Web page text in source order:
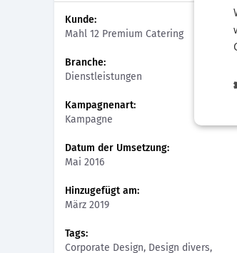
Kunde:
Mahl 12 Premium Catering
Branche:
Dienstleistungen
Kampagnenart:
Kampagne
Datum der Umsetzung:
Mai 2016
Hinzugefügt am:
März 2019
Tags:
Corporate Design, Design divers,